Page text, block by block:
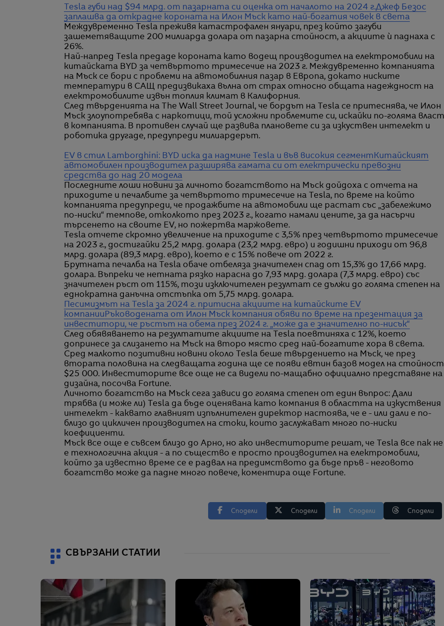
Tesla губи над $94 млрд. от пазарната си оценка от началото на 2024 г.Джеф Безос
заплашва да открадне короната на Илон Мъск като най-богатия човек в света
Междувременно Tesla преживя катастрофален януари, през който загуби
зашеметяващите 200 милиарда долара от пазарна стойност, а акциите ѝ паднаха с
26%.
Най-напред Tesla предаде короната като водещ производител на електромобили на
китайската BYD за четвъртото тримесечие на 2023 г. Междувременно компанията
на Мъск се бори с проблеми на автомобилния пазар в Европа, докато ниските
температури в САЩ предизвикаха вълна от страх относно общата надеждност на
електромобилите извън топлия климат в Калифорния.
След твърденията на The Wall Street Journal, че бордът на Tesla се притеснява, че Илон
Мъск злоупотребява с наркотици, той усложни проблемите си, искайки по-голяма власт
в компанията. В противен случай ще развива плановете си за изкуствен интелект и
роботика другаде, предупреди милиардерът.
EV в стил Lamborghini: BYD иска да надмине Tesla и във високия сегментКитайският
автомобилен производител разширява гамата си от електрически превозни
средства до над 20 модела
Последните лоши новини за личното богатството на Мъск дойдоха с отчета на
приходите и печалбите за четвъртото тримесечие на Tesla, по време на който
компанията предупреди, че продажбите на автомобили ще растат със „забележимо
по-ниски“ темпове, отколкото през 2023 г., когато намали цените, за да насърчи
търсенето на своите EV, но пожертва маржовете.
Tesla отчете скромно увеличение на приходите с 3,5% през четвъртото тримесечие
на 2023 г., достигайки 25,2 млрд. долара (23,2 млрд. евро) и годишни приходи от 96,8
млрд. долара (89,3 млрд. евро), което е с 15% повече от 2022 г.
Брутната печалба на Tesla обаче отбеляза значителен спад от 15,3% до 17,66 млрд.
долара. Въпреки че нетната рязко нарасна до 7,93 млрд. долара (7,3 млрд. евро) със
значителен ръст от 115%, този изключителен резултат се дължи до голяма степен на
еднократна данъчна отстъпка от 5,75 млрд. долара.
Песимизмът на Tesla за 2024 г. притисна акциите на китайските EV
компанииРъководената от Илон Мъск компания обяви по време на презентация за
инвеститори, че ръстът на обема през 2024 г. „може да е значително по-нисък“
След обявяването на резултатите акциите на Tesla поевтиняха с 12%, което
допринесе за слизането на Мъск на второ място сред най-богатите хора в света.
Сред малкото позитивни новини около Tesla беше твърдението на Мъск, че през
втората половина на следващата година ще се появи евтин базов модел на стойност
$25 000. Инвеститорите все още не са видели по-мащабно официално представяне на
дизайна, посочва Fortune.
Личното богатство на Мъск сега зависи до голяма степен от един въпрос: Дали
трябва (и може ли) Tesla да бъде оценявана като компания в областта на изкуствения
интелект - каквато главният изпълнителен директор настоява, че е - или дали е по-
близо до цикличен производител на стоки, които заслужават много по-ниски
коефициенти.
Мъск все още е съвсем близо до Арно, но ако инвеститорите решат, че Tesla все пак не
е технологична акция - а по същество е просто производител на електромобили,
който за известно време се е радвал на предимството да бъде пръв - неговото
богатство може да падне много повече, коментира още Fortune.
Сподели Сподели Сподели Сподели
СВЪРЗАНИ СТАТИИ